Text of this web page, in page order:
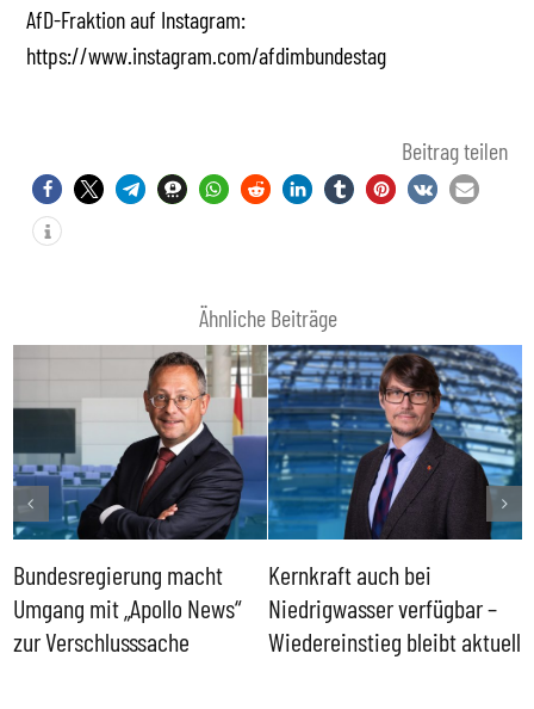
AfD-Fraktion auf Instagram:
https://www.instagram.com/afdimbundestag
Beitrag teilen
Ähnliche Beiträge
Bundesregierung macht
Umgang mit „Apollo News“
zur Verschlusssache
Kernkraft auch bei
Niedrigwasser verfügbar –
Wiedereinstieg bleibt aktuell